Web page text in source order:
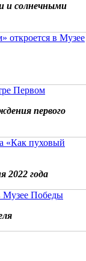
и солнечными
откроется в Музее
Первом
первого
«Как пуховый
2022 года
Музее Победы